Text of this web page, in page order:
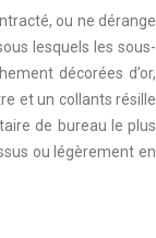
ou ne dérange
lesquels les sous-
décorées d’or,
et un collants résille
de bureau le plus
ou légèrement en